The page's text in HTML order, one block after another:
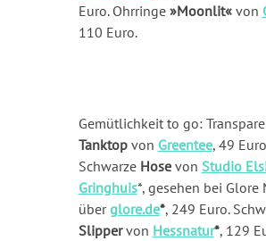
Euro. Ohrringe »Moonlit«von
110 Euro.
Gemütlichkeit to go:
Tanktopvon Greentee, 49
Schwarze Hosevon Studio
Gringhuis*, gesehen bei Glore
überglore.de*, 249 Euro.
Slippervon Hessnatur*, 129